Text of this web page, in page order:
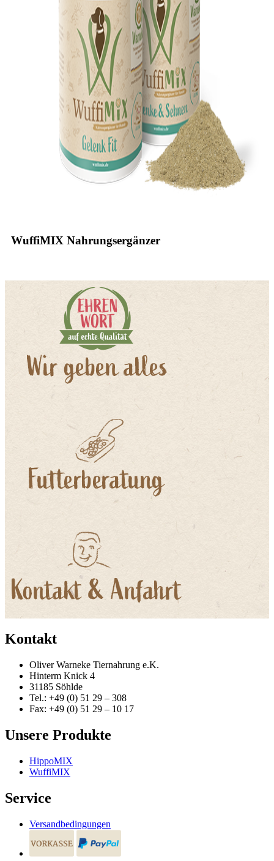
WuffiMIX Nahrungsergänzer
Kontakt
Oliver Warneke Tiernahrung e.K.
Hinterm Knick 4
31185 Söhlde
Tel.: +49 (0) 51 29 – 308
Fax: +49 (0) 51 29 – 10 17
Unsere Produkte
HippoMIX
WuffiMIX
Service
Versandbedingungen